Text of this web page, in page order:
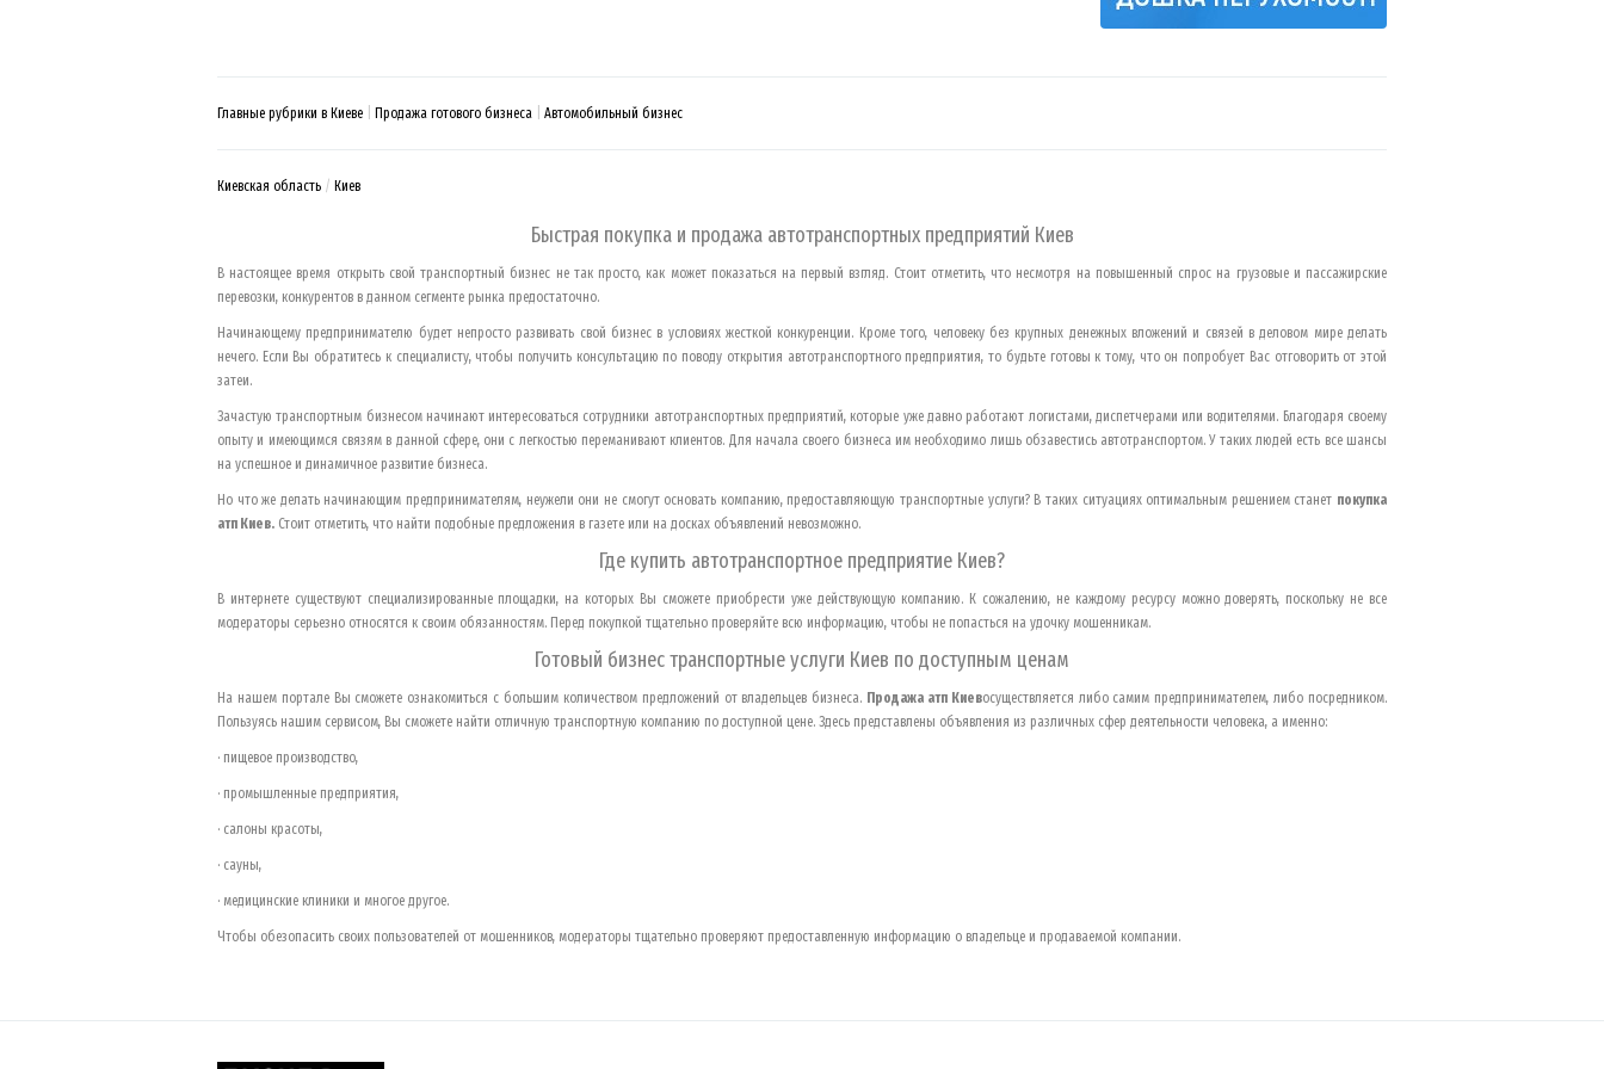
Главные рубрики в Киеве Продажа готового бизнеса Автомобильный бизнес
Киевская область Киев
Быстрая покупка и продажа автотранспортных предприятий Киев
В настоящее время открыть свой транспортный бизнес не так просто, как может показаться на первый взгляд. Стоит отметить, что несмотря на повышенный спрос на грузовые и пассажирские
перевозки, конкурентов в данном сегменте рынка предостаточно.
Начинающему предпринимателю будет непросто развивать свой бизнес в условиях жесткой конкуренции. Кроме того, человеку без крупных денежных вложений и связей в деловом мире делать
нечего. Если Вы обратитесь к специалисту, чтобы получить консультацию по поводу открытия автотранспортного предприятия, то будьте готовы к тому, что он попробует Вас отговорить от этой
затеи.
Зачастую транспортным бизнесом начинают интересоваться сотрудники автотранспортных предприятий, которые уже давно работают логистами, диспетчерами или водителями. Благодаря своему
опыту и имеющимся связям в данной сфере, они с легкостью переманивают клиентов. Для начала своего бизнеса им необходимо лишь обзавестись автотранспортом. У таких людей есть все шансы
на успешное и динамичное развитие бизнеса.
Но что же делать начинающим предпринимателям, неужели они не смогут основать компанию, предоставляющую транспортные услуги? В таких ситуациях оптимальным решением станет покупка
атп Киев. Стоит отметить, что найти подобные предложения в газете или на досках объявлений невозможно.
Где купить автотранспортное предприятие Киев?
В интернете существуют специализированные площадки, на которых Вы сможете приобрести уже действующую компанию. К сожалению, не каждому ресурсу можно доверять, поскольку не все
модераторы серьезно относятся к своим обязанностям. Перед покупкой тщательно проверяйте всю информацию, чтобы не попасться на удочку мошенникам.
Готовый бизнес транспортные услуги Киев по доступным ценам
На нашем портале Вы сможете ознакомиться с большим количеством предложений от владельцев бизнеса. Продажа атп Киевосуществляется либо самим предпринимателем, либо посредником.
Пользуясь нашим сервисом, Вы сможете найти отличную транспортную компанию по доступной цене. Здесь представлены объявления из различных сфер деятельности человека, а именно:
· пищевое производство,
· промышленные предприятия,
· салоны красоты,
· сауны,
· медицинские клиники и многое другое.
Чтобы обезопасить своих пользователей от мошенников, модераторы тщательно проверяют предоставленную информацию о владельце и продаваемой компании.